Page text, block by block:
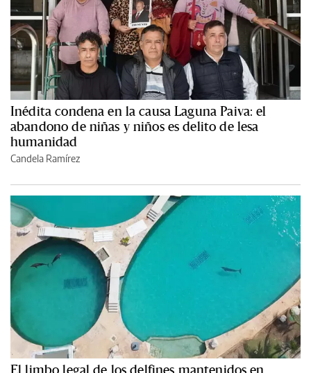
Inédita condena en la causa Laguna Paiva: el
abandono de niñas y niños es delito de lesa
humanidad
Candela Ramírez